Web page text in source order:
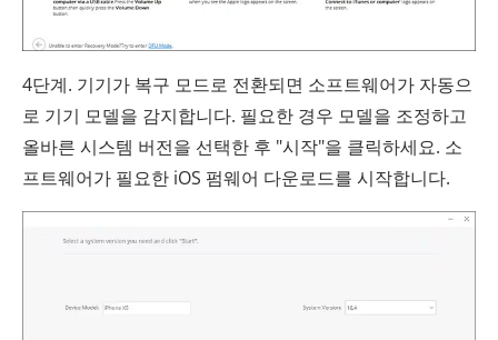
4단계. 기기가 복구 모드로 전환되면 소프트웨어가 자동으
로 기기 모델을 감지합니다. 필요한 경우 모델을 조정하고
올바른 시스템 버전을 선택한 후 "시작"을 클릭하세요. 소
프트웨어가 필요한 iOS 펌웨어 다운로드를 시작합니다.